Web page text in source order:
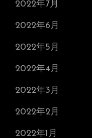
2022年7月
2022年6月
2022年5月
2022年4月
2022年3月
2022年2月
2022年1月